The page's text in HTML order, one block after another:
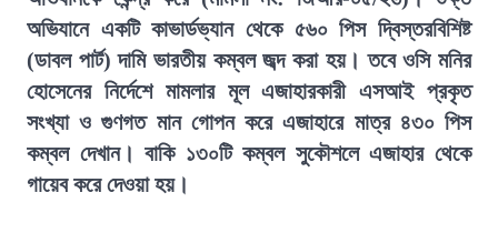
অভিযানে একটি কাভার্ডভ্যান থেকে ৫৬০ পিস দ্বিস্তরবিশিষ্ট
(ডাবল পার্ট) দামি ভারতীয় কম্বল জব্দ করা হয়। তবে ওসি মনির
হোসেনের নির্দেশে মামলার মূল এজাহারকারী এসআই প্রকৃত
সংখ্যা ও গুণগত মান গোপন করে এজাহারে মাত্র ৪৩০ পিস
কম্বল দেখান। বাকি ১৩০টি কম্বল সুকৌশলে এজাহার থেকে
গায়েব করে দেওয়া হয়।